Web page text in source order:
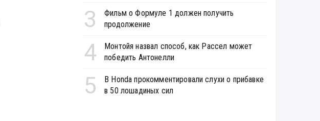
3
Фильм о Формуле 1 должен получить
продолжение
4
Монтойя назвал способ, как Рассел может
победить Антонелли
5
В Honda прокомментировали слухи о прибавке
в 50 лошадиных сил